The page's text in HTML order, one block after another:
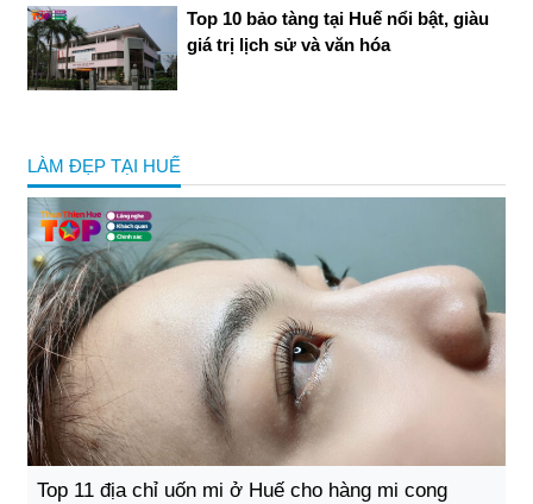
Top 10 bảo tàng tại Huế nổi bật, giàu
giá trị lịch sử và văn hóa
LÀM ĐẸP TẠI HUẾ
Top 11 địa chỉ uốn mi ở Huế cho hàng mi cong